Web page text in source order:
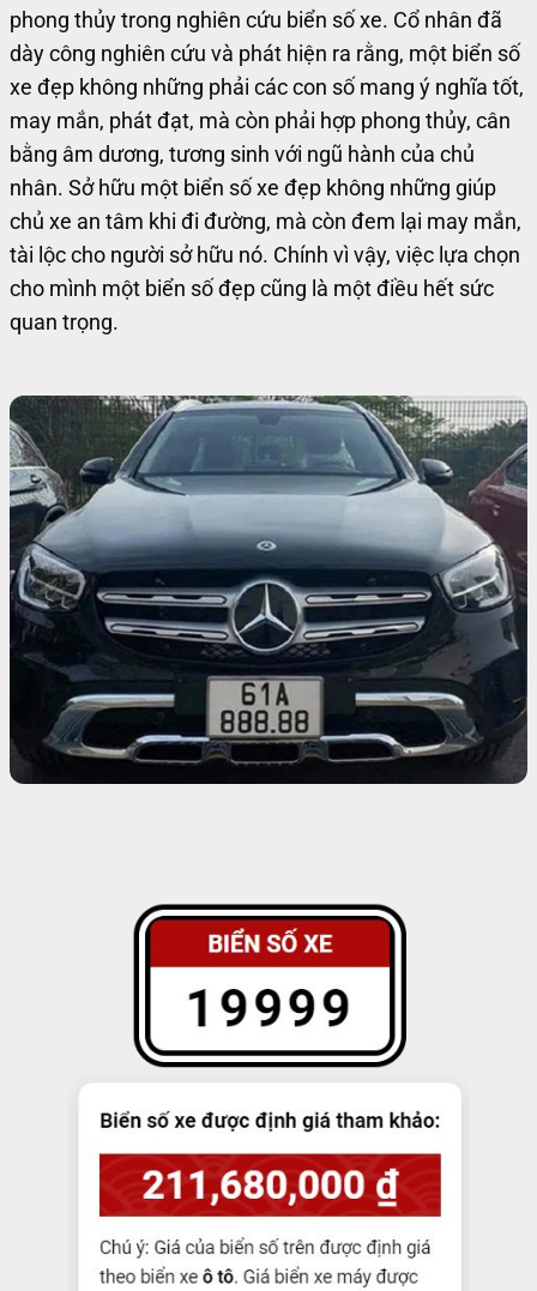
phong thủy trong nghiên cứu biển số xe. Cổ nhân đã
dày công nghiên cứu và phát hiện ra rằng, một biển số
xe đẹp không những phải các con số mang ý nghĩa tốt,
may mắn, phát đạt, mà còn phải hợp phong thủy, cân
bằng âm dương, tương sinh với ngũ hành của chủ
nhân. Sở hữu một biển số xe đẹp không những giúp
chủ xe an tâm khi đi đường, mà còn đem lại may mắn,
tài lộc cho người sở hữu nó. Chính vì vậy, việc lựa chọn
cho mình một biển số đẹp cũng là một điều hết sức
quan trọng.